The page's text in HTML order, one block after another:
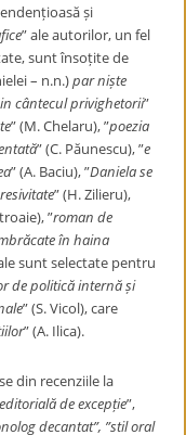
și
” ale autorilor, un fel
sunt însoțite de
– n.n.)par niște
cântecul privighetorii”
” (M. Chelaru), ”poezia
” (C. Păunescu), ”e
” (A. Baciu), ”Daniela se
” (H. Zilieru),
”roman de
în haina
sunt selectate pentru
de politică internă și
” (S. Vicol), care
” (A. Ilica).
din recenziile la
de excepție”,
decantat”, ”stil oral